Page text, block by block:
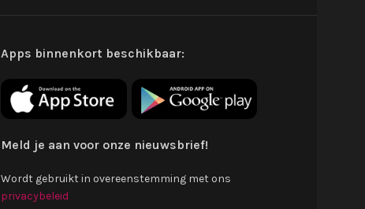
Apps binnenkort beschikbaar:
Meld je aan voor onze nieuwsbrief!
Wordt gebruikt in overeenstemming met ons
privacybeleid